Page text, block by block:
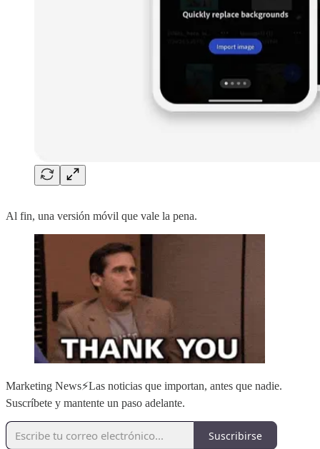
Al fin, una versión móvil que vale la pena.
Marketing News⚡️Las noticias que importan, antes que nadie.
Suscríbete y mantente un paso adelante.
Suscribirse